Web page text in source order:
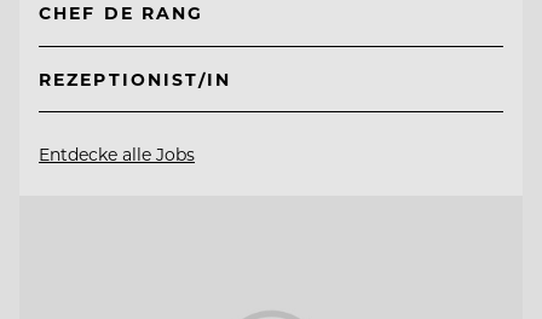
CHEF DE RANG
REZEPTIONIST/IN
Entdecke alle Jobs